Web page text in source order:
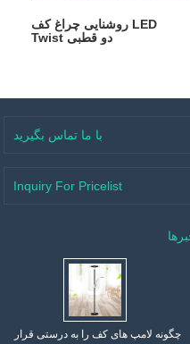
روشنایی چراغ کف LED
Twist دو قطبی
با ما تماس بگیرید
Inquiry For Pricelist
چگونه لامپ های کف را به درستی قرار